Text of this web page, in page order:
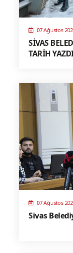
07 Ağustos
SİVAS
TARİH
07 Ağustos
Sivas